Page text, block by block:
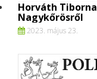
Horváth
Nagykőrösről
2023. május 23.